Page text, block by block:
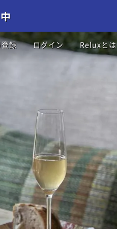
録 ログイン Reluxとは